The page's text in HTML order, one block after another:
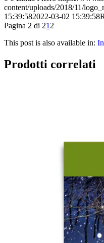
content/uploads/2018/11/
15:39:582022-03-02 15:39:58
Pagina 2 di 21 2
This post is also available in:
Prodotti correlati